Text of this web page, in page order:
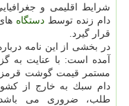
شرایط اقلیمی و
دام زنده توسطدستگاه
قرار گیرد.
در بخشی از این نامه
آمده است: با عنایت به
مستمر قیمت گوشت قرمز
دام سبك به خارج از
طلب، ضروری می